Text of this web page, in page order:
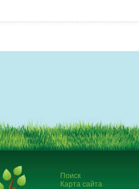
Поиск
Карта сайта